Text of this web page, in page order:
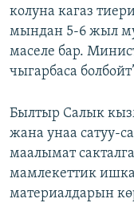
колуна кагаз
мындан 5-6 жыл
маселе бар.
чыгарбаса
Былтыр Салык
жана унаа сатуу-
маалымат
мамлекеттик
материалдарын